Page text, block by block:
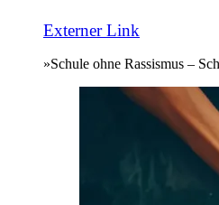
Externer Link
»Schule ohne Rassismus –